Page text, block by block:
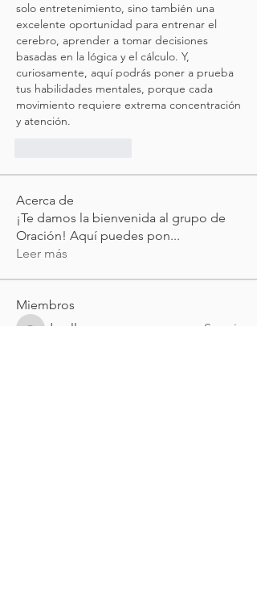
solo entretenimiento, sino también una
excelente oportunidad para entrenar el
cerebro, aprender a tomar decisiones
basadas en la lógica y el cálculo. Y,
curiosamente, aquí podrás poner a prueba
tus habilidades mentales, porque cada
movimiento requiere extrema concentración
y atención.
Acerca de
¡Te damos la bienvenida al grupo de
Oración! Aquí puedes pon...
Leer más
Miembros
darell Seguir